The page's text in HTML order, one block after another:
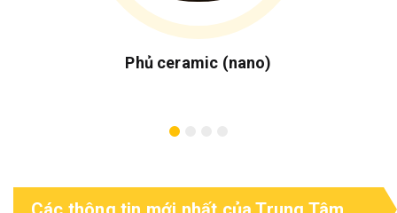
Phủ ceramic (nano)